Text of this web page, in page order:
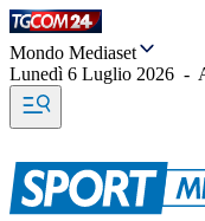
Mondo Mediaset
Lunedì 6 Luglio 2026 -